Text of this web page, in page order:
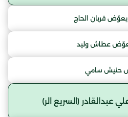
قربان الحاج
عطاش وليد
حنيش سامي
(السريع الر)